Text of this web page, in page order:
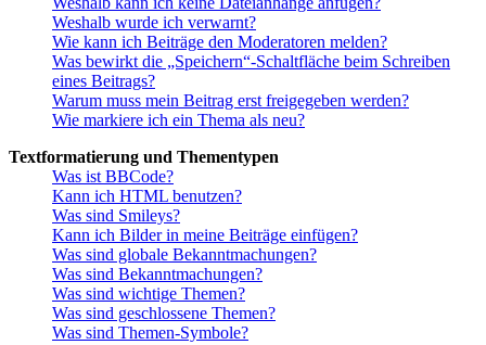
Weshalb wurde ich verwarnt?
Wie kann ich Beiträge den Moderatoren melden?
Was bewirkt die „Speichern“-Schaltfläche beim Schreiben
eines Beitrags?
Warum muss mein Beitrag erst freigegeben werden?
Wie markiere ich ein Thema als neu?
Textformatierung und Thementypen
Was ist BBCode?
Kann ich HTML benutzen?
Was sind Smileys?
Kann ich Bilder in meine Beiträge einfügen?
Was sind globale Bekanntmachungen?
Was sind Bekanntmachungen?
Was sind wichtige Themen?
Was sind geschlossene Themen?
Was sind Themen-Symbole?